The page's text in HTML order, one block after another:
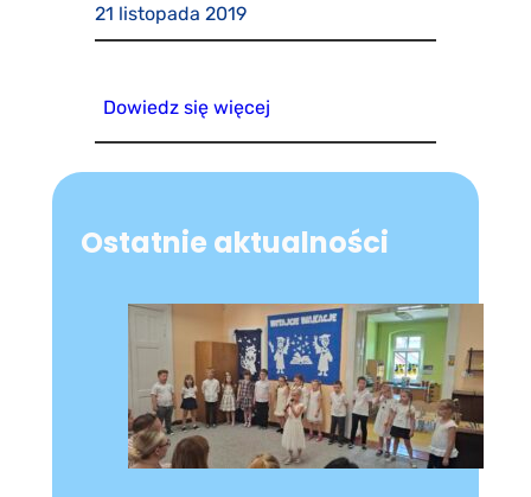
21 listopada 2019
Dowiedz się więcej
Ostatnie aktualności